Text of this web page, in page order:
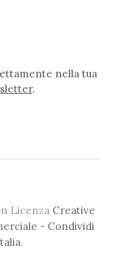
nella tua
.
Licenza Creative
- Condividi
.